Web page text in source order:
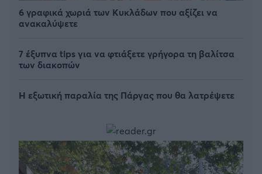
6 γραφικά χωριά των Κυκλάδων που αξίζει να
ανακαλύψετε
7 έξυπνα tips για να φτιάξετε γρήγορα τη βαλίτσα
των διακοπών
Η εξωτική παραλία της Πάργας που θα λατρέψετε